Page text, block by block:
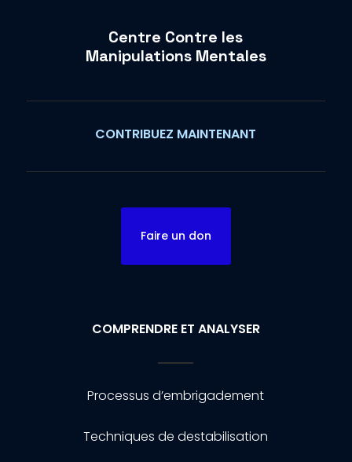
Centre Contre les
Manipulations Mentales
CONTRIBUEZ MAINTENANT
Faire un don
COMPRENDRE ET ANALYSER
Processus d’embrigadement
Techniques de destabilisation